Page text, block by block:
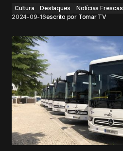
Cultura Destaques Notícias Frescas
2024-09-16escrito por Tomar TV